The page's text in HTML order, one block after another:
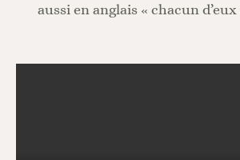
aussi en anglais « chacun d’eux